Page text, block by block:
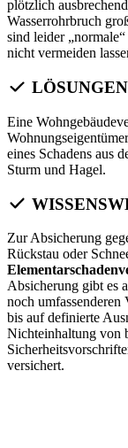
plötzlich
Wasserrohrbruch
sind leider
nicht vermeiden
LÖSUNGEN
Eine
eines Schadens aus
Sturm und Hagel.
Zur Absicherung
Rückstau oder
Absicherung gibt es
noch umfassenderen
bis auf definierte
Nichteinhaltung von
versichert.